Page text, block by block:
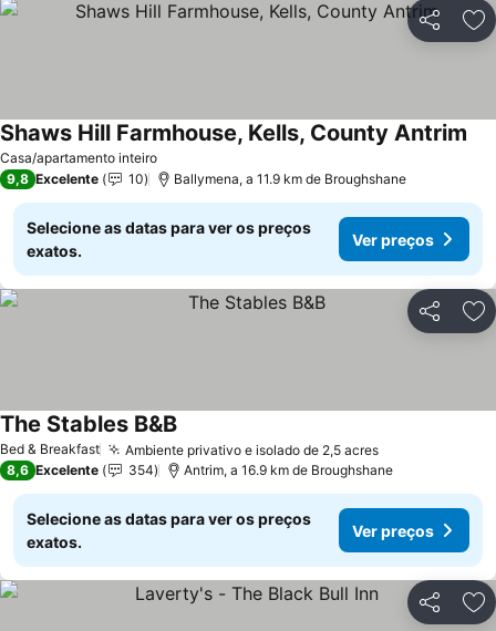
Partilhar
Casa/apartamento inteiro
Shaws Hill Farmhouse, Kells, County Antrim
9,8 Excelente 10 Ballymena, a 11.9 km de Broughshane
Selecione as datas para ver os preços
exatos.
Ver preços
Partilhar
Bed & Breakfast Ambiente privativo e isolado de 2,5 acresVer preços
The Stables B&BVer preços
8,6 Excelente 354 Antrim, a 16.9 km de Broughshane
Selecione as datas para ver os preços
exatos.
Ver preços
Partilhar